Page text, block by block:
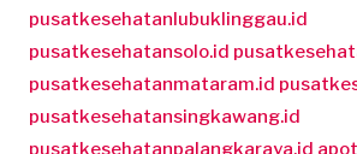
pusatkesehatanlubuklinggau.id
pusatkesehatansolo.id
pusatkesehatanmataram.id
pusatkesehatansingkawang.id
pusatkesehatanpalangkaraya.id